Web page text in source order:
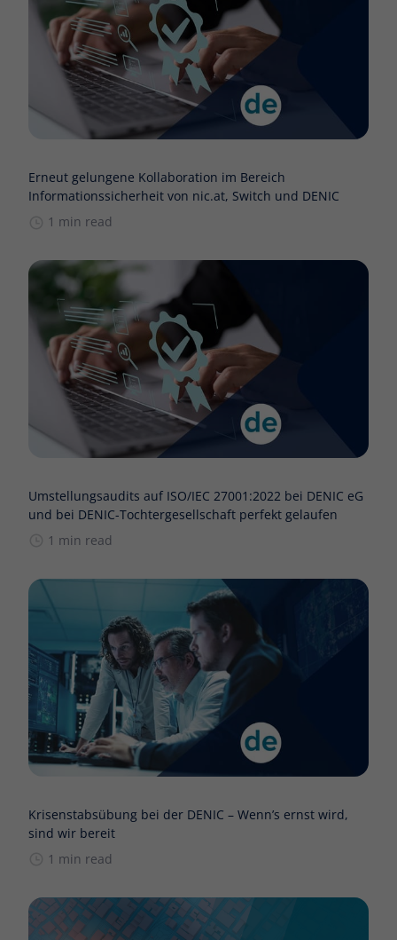
Erneut gelungene Kollaboration im Bereich
Informationssicherheit von nic.at, Switch und DENIC
1 min read
Umstellungsaudits auf ISO/IEC 27001:2022 bei DENIC eG
und bei DENIC-Tochtergesellschaft perfekt gelaufen
1 min read
Krisenstabsübung bei der DENIC – Wenn’s ernst wird,
sind wir bereit
1 min read